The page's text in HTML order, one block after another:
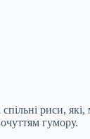
риси,
гумору.